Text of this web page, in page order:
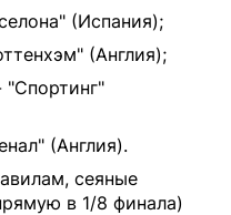
(Испания);
(Англия);
(Англия).
сеяные
в 1/8 финала)